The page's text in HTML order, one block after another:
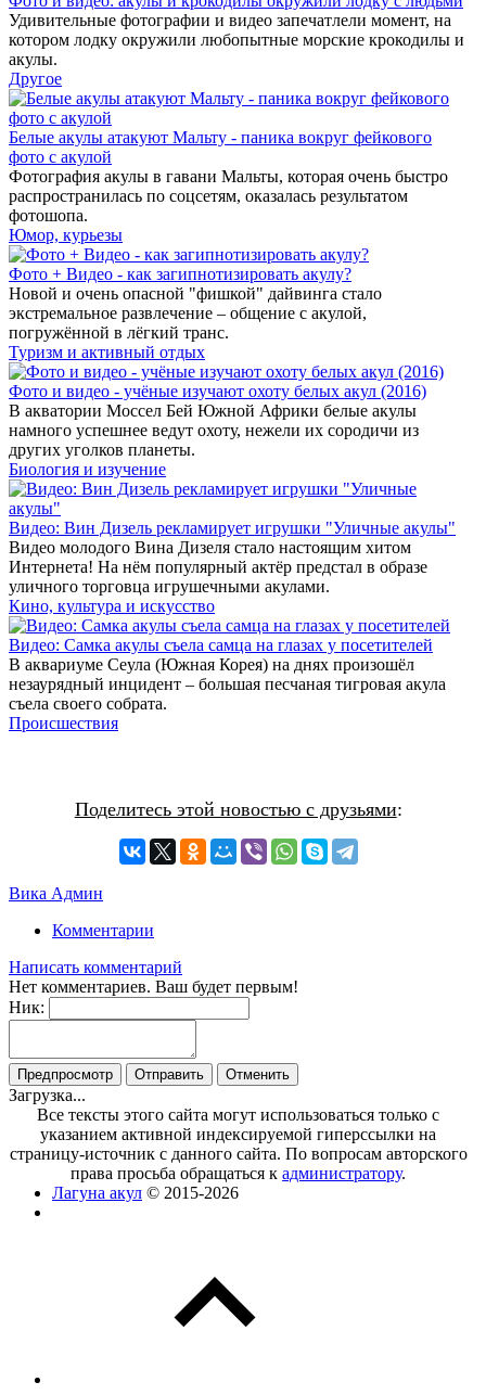
Удивительные фотографии и видео запечатлели момент, на
котором лодку окружили любопытные морские крокодилы и
акулы.
Другое
Белые акулы атакуют Мальту - паника вокруг фейкового
фото с акулой
Фотография акулы в гавани Мальты, которая очень быстро
распространилась по соцсетям, оказалась результатом
фотошопа.
Юмор, курьезы
Фото + Видео - как загипнотизировать акулу?
Новой и очень опасной "фишкой" дайвинга стало
экстремальное развлечение – общение с акулой,
погружённой в лёгкий транс.
Туризм и активный отдых
Фото и видео - учёные изучают охоту белых акул (2016)
В акватории Моссел Бей Южной Африки белые акулы
намного успешнее ведут охоту, нежели их сородичи из
других уголков планеты.
Биология и изучение
Видео: Вин Дизель рекламирует игрушки "Уличные акулы"
Видео молодого Вина Дизеля стало настоящим хитом
Интернета! На нём популярный актёр предстал в образе
уличного торговца игрушечными акулами.
Кино, культура и искусство
Видео: Самка акулы съела самца на глазах у посетителей
В аквариуме Сеула (Южная Корея) на днях произошёл
незаурядный инцидент – большая песчаная тигровая акула
съела своего собрата.
Происшествия
Поделитесь этой новостью с друзьями:
Вика Админ
Комментарии
Написать комментарий
Нет комментариев. Ваш будет первым!
Ник:
Загрузка...
Все тексты этого сайта могут использоваться только с
указанием активной индексируемой гиперссылки на
страницу-источник с данного сайта. По вопросам авторского
права просьба обращаться кадминистратору.
Лагуна акул © 2015-2026